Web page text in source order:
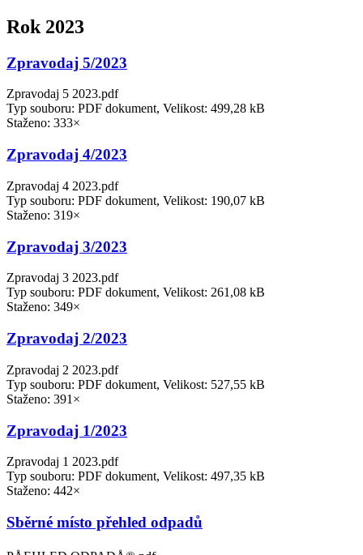
Rok 2023
Zpravodaj 5/2023
Zpravodaj 5 2023.pdf
Typ souboru: PDF dokument, Velikost: 499,28 kB
Staženo: 333×
Zpravodaj 4/2023
Zpravodaj 4 2023.pdf
Typ souboru: PDF dokument, Velikost: 190,07 kB
Staženo: 319×
Zpravodaj 3/2023
Zpravodaj 3 2023.pdf
Typ souboru: PDF dokument, Velikost: 261,08 kB
Staženo: 349×
Zpravodaj 2/2023
Zpravodaj 2 2023.pdf
Typ souboru: PDF dokument, Velikost: 527,55 kB
Staženo: 391×
Zpravodaj 1/2023
Zpravodaj 1 2023.pdf
Typ souboru: PDF dokument, Velikost: 497,35 kB
Staženo: 442×
Sběrné místo přehled odpadů